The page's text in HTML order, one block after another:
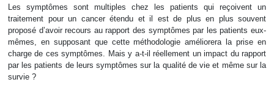
Les symptômes sont multiples chez les patients qui reçoivent un
traitement pour un cancer étendu et il est de plus en plus souvent
proposé d’avoir recours au rapport des symptômes par les patients eux-
mêmes, en supposant que cette méthodologie améliorera la prise en
charge de ces symptômes. Mais y a-t-il réellement un impact du rapport
par les patients de leurs symptômes sur la qualité de vie et même sur la
survie ?